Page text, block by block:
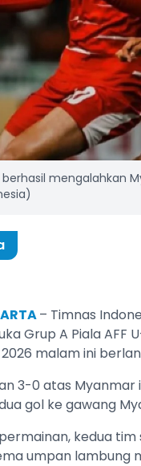
mengalahkan
– Timnas
Grup A Piala AFF
2026 malam ini
3-0 atas Myanmar
gol ke gawang
kedua
umpan lambung